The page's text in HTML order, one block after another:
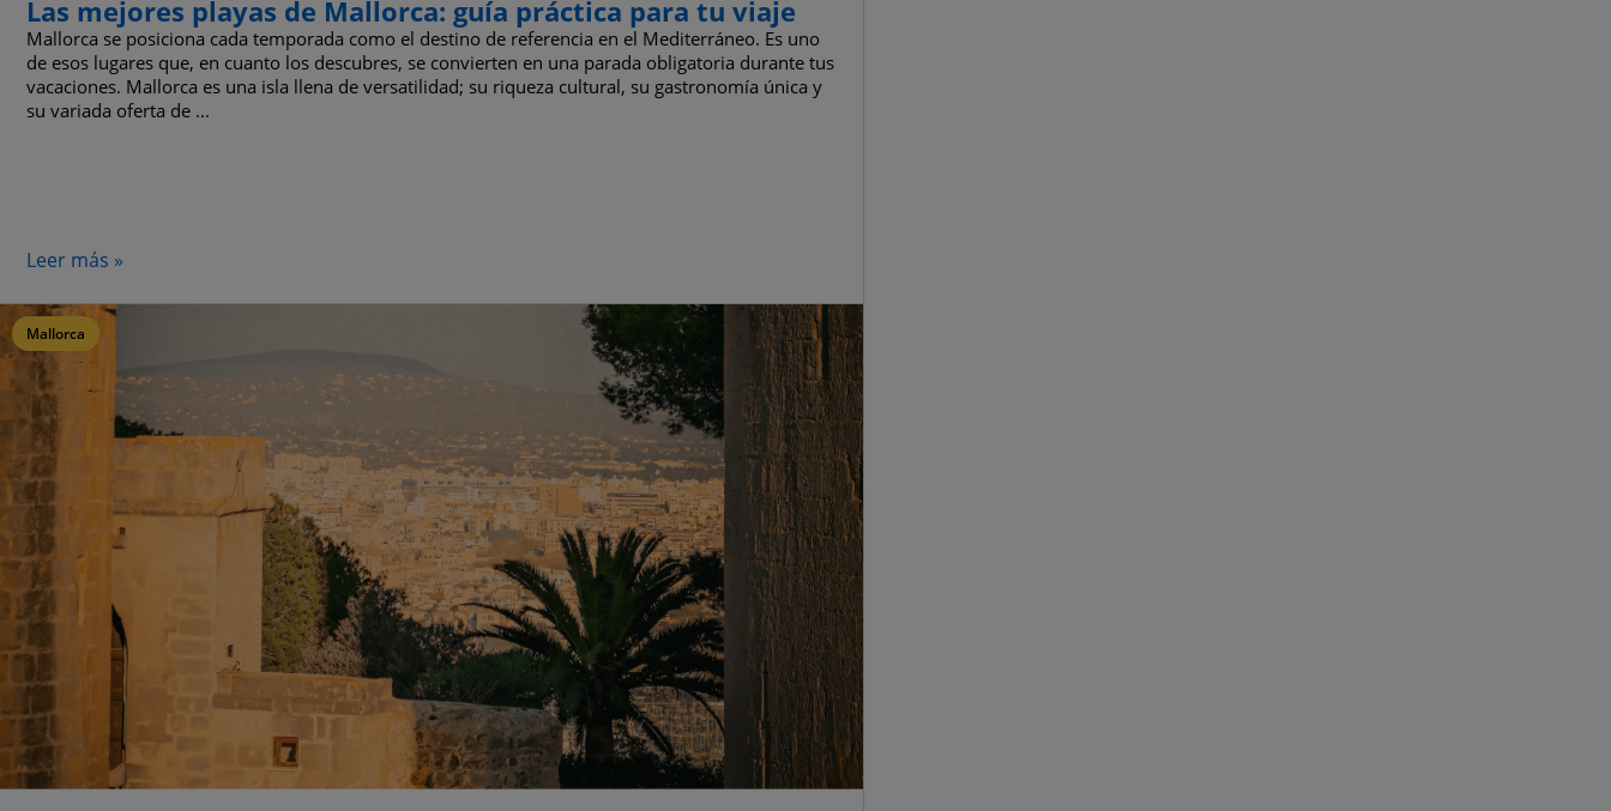
Las mejores playas de Mallorca: guía práctica para tu viaje
Mallorca se posiciona cada temporada como el destino de referencia en el Mediterráneo. Es uno
de esos lugares que, en cuanto los descubres, se convierten en una parada obligatoria durante tus
vacaciones. Mallorca es una isla llena de versatilidad; su riqueza cultural, su gastronomía única y
su variada oferta de ...
Leer más »
Mallorca